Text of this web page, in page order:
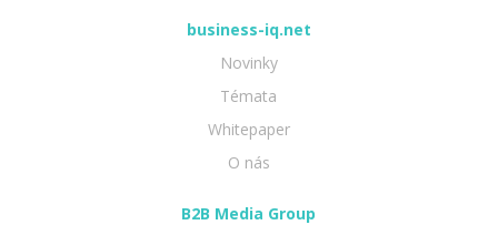
business-iq.net
Novinky
Témata
Whitepaper
O nás
B2B Media Group